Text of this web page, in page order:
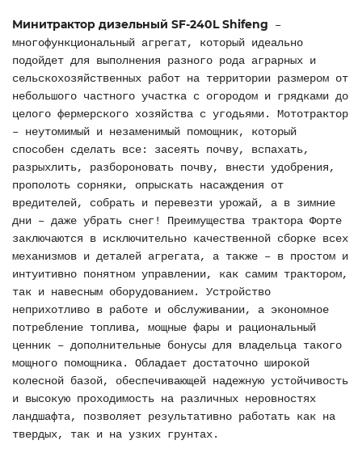
Минитрактор дизельный SF-240L Shifeng –
многофункциональный агрегат, который идеально
подойдет для выполнения разного рода аграрных и
сельскохозяйственных работ на территории размером от
небольшого частного участка с огородом и грядками до
целого фермерского хозяйства с угодьями. Мототрактор
– неутомимый и незаменимый помощник, который
способен сделать все: засеять почву, вспахать,
разрыхлить, разбороновать почву, внести удобрения,
прополоть сорняки, опрыскать насаждения от
вредителей, собрать и перевезти урожай, а в зимние
дни – даже убрать снег! Преимущества трактора Форте
заключаются в исключительно качественной сборке всех
механизмов и деталей агрегата, а также – в простом и
интуитивно понятном управлении, как самим трактором,
так и навесным оборудованием. Устройство
неприхотливо в работе и обслуживании, а экономное
потребление топлива, мощные фары и рациональный
ценник – дополнительные бонусы для владельца такого
мощного помощника. Обладает достаточно широкой
колесной базой, обеспечивающей надежную устойчивость
и высокую проходимость на различных неровностях
ландшафта, позволяет результативно работать как на
твердых, так и на узких грунтах.